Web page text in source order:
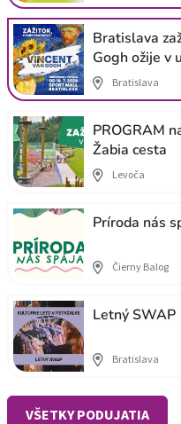
Bratislava
Gogh ožije v
Bratislava
PROGRAM
Žabia cesta
Levoča
Príroda nás
Čierny Balog
Letný SWAP
Bratislava
VŠETKY PODUJATIA